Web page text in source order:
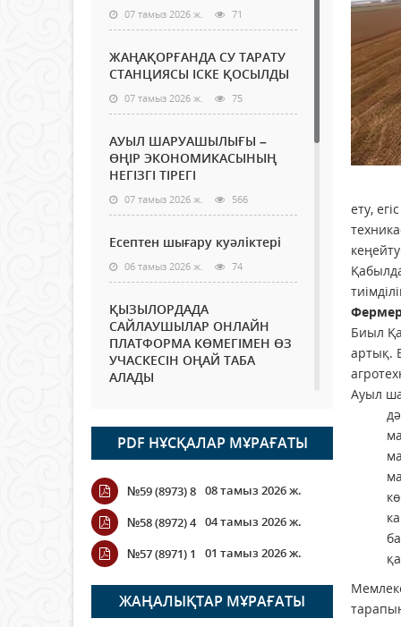
07 тамыз 2026 ж. 71
ЖАҢАҚОРҒАНДА СУ ТАРАТУ
СТАНЦИЯСЫ ІСКЕ ҚОСЫЛДЫ
07 тамыз 2026 ж. 75
АУЫЛ ШАРУАШЫЛЫҒЫ –
ӨҢІР ЭКОНОМИКАСЫНЫҢ
НЕГІЗГІ ТІРЕГІ
07 тамыз 2026 ж. 566
Есептен шығару куәліктері
06 тамыз 2026 ж. 74
ҚЫЗЫЛОРДАДА
САЙЛАУШЫЛАР ОНЛАЙН
ПЛАТФОРМА КӨМЕГІМЕН ӨЗ
УЧАСКЕСІН ОҢАЙ ТАБА
АЛАДЫ
Open Air: Қызылорда
облысы полиция
департаменті 20 мыңнан
астам көрерменнің
қауіпсіздігін қамтамасыз етті
ҚАЛАЙ ӨТЕДІ?
06 тамыз 2026 ж. 265
PDF НҰСҚАЛАР МҰРАҒАТЫ
№59 (8973) 8 08 тамыз 2026 ж.
№58 (8972) 4 04 тамыз 2026 ж.
№57 (8971) 1
01 тамыз 2026 ж.
ЖАҢАЛЫҚТАР МҰРАҒАТЫ
ету,
Биыл
артық.
Ауыл